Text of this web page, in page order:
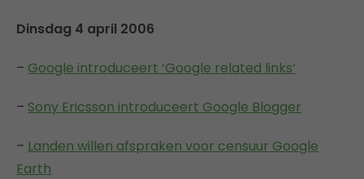
Dinsdag 4 april 2006
– Google introduceert ‘Google related links’
– Sony Ericsson introduceert Google Blogger
– Landen willen afspraken voor censuur Google
Earth